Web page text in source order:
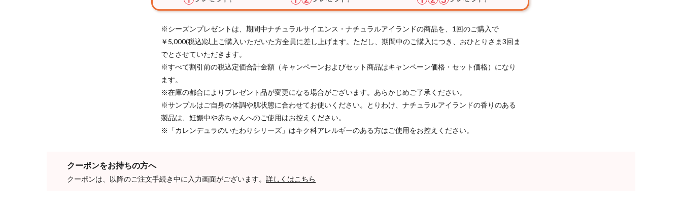
※シーズンプレゼントは、期間中ナチュラルサイエンス・ナチュラルアイランドの商品を、1回のご購入で
￥5,000(税込)以上ご購入いただいた方全員に差し上げます。ただし、期間中のご購入につき、おひとりさま3回ま
でとさせていただきます。
※すべて割引前の税込定価合計金額（キャンペーンおよびセット商品はキャンペーン価格・セット価格）になり
ます。
※在庫の都合によりプレゼント品が変更になる場合がございます。あらかじめご了承ください。
※サンプルはご自身の体調や肌状態に合わせてお使いください。とりわけ、ナチュラルアイランドの香りのある
製品は、妊娠中や赤ちゃんへのご使用はお控えください。
※「カレンデュラのいたわりシリーズ」はキク科アレルギーのある方はご使用をお控えください。
クーポンをお持ちの方へ
クーポンは、以降のご注文手続き中に入力画面がございます。 詳しくはこちら